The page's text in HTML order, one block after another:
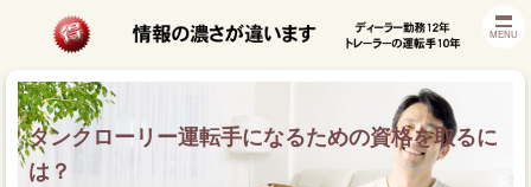
タンクローリー運転手になるための資格を取るに
は？
MENU